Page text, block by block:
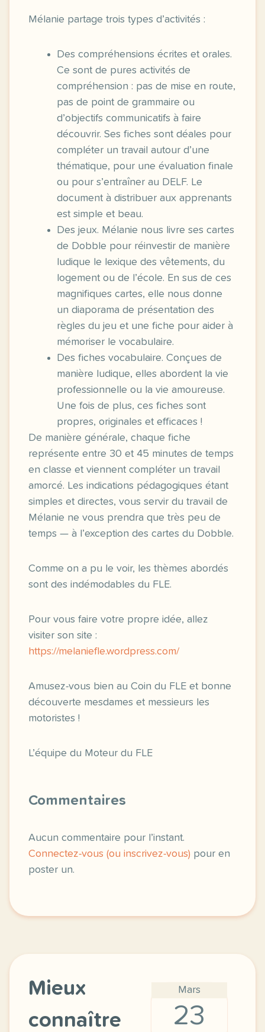
Mélanie partage trois types d’activités :
Des compréhensions écrites et orales.
Ce sont de pures activités de
compréhension : pas de mise en route,
pas de point de grammaire ou
d’objectifs communicatifs à faire
découvrir. Ses fiches sont déales pour
compléter un travail autour d’une
thématique, pour une évaluation finale
ou pour s’entraîner au DELF. Le
document à distribuer aux apprenants
est simple et beau.
Des jeux. Mélanie nous livre ses cartes
de Dobble pour réinvestir de manière
ludique le lexique des vêtements, du
logement ou de l’école. En sus de ces
magnifiques cartes, elle nous donne
un diaporama de présentation des
règles du jeu et une fiche pour aider à
mémoriser le vocabulaire.
Des fiches vocabulaire. Conçues de
manière ludique, elles abordent la vie
professionnelle ou la vie amoureuse.
Une fois de plus, ces fiches sont
propres, originales et efficaces !
De manière générale, chaque fiche
représente entre 30 et 45 minutes de temps
en classe et viennent compléter un travail
amorcé. Les indications pédagogiques étant
simples et directes, vous servir du travail de
Mélanie ne vous prendra que très peu de
temps — à l’exception des cartes du Dobble.
Comme on a pu le voir, les thèmes abordés
sont des indémodables du FLE.
Pour vous faire votre propre idée, allez
visiter son site :
https://melaniefle.wordpress.com/
Amusez-vous bien au Coin du FLE et bonne
découverte mesdames et messieurs les
motoristes !
L’équipe du Moteur du FLE
Commentaires
Aucun commentaire pour l’instant.
Connectez-vous (ou inscrivez-vous) pour en
poster un.
Mars
23
Mieux
connaître